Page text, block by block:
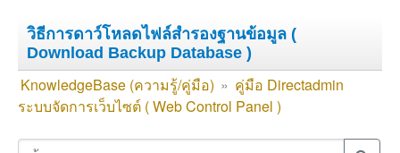
วิธีการดาว์โหลดไฟล์สำรองฐานข้อมูล (
Download Backup Database )
KnowledgeBase (ความรู้/คู่มือ) » คู่มือ Directadmin
ระบบจัดการเว็บไซต์ ( Web Control Panel )